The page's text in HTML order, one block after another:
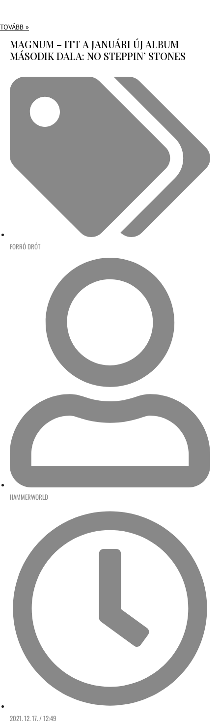
TOVÁBB »
MAGNUM – ITT A JANUÁRI ÚJ ALBUM
MÁSODIK DALA: NO STEPPIN’ STONES
FORRÓ DRÓT
HAMMERWORLD
2021. 12. 17. / 12:49